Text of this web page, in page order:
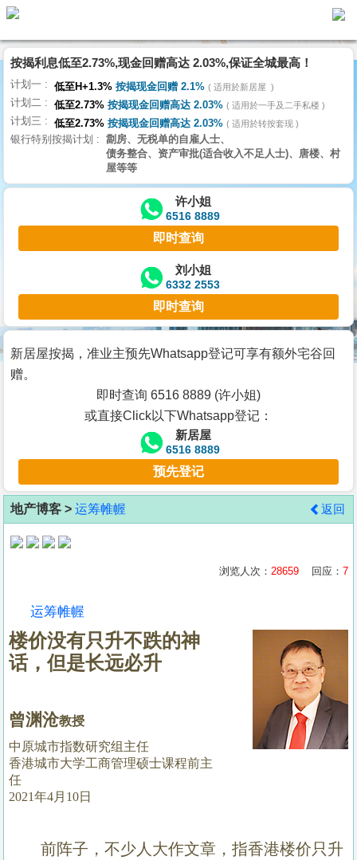
代
理
主
页
搵
楼/
交
业
主
宅
谷
按
客
地
产
据
公
置
业
手
册
按揭利息低至2.73%,现金回赠高达 2.03%,保证全城最高！
计划一 低至H+1.3% 按揭现金回赠 2.1% 适用於新居屋
计划二 低至2.73% 按揭现金回赠高达 2.03% 适用於一手及二手私楼
计划三 低至2.73% 按揭现金回赠高达 2.03% 适用於转按套现
银行特别按揭计划
劏房、无税单的自雇人士、
债务整合、资产审批(适合收入不足人士)、唐楼、村
屋等等
许小姐
6516 8889
即时查询
刘小姐
6332 2553
即时查询
新居屋按揭，准业主预先Whatsapp登记可享有额外宅谷回
赠。
即时查询 6516 8889 (许小姐)
或直接Click以下Whatsapp登记：
新居屋
6516 8889
预先登记
地产博客 > 运筹帷幄 返回
浏览人次： 28659 回应： 7
运筹帷幄
楼价没有只升不跌的神
话，但是长远必升
曾渊沧教授
中原城市指数研究组主任
香港城市大学工商管理硕士课程前主
任
2021年4月10日
前阵子，不少人大作文章，指香港楼价只升